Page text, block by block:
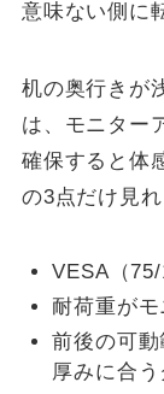
意味ない側に
机の奥行きが
は、モニター
確保すると体
の3点だけ見れ
VESA（
耐荷重が
前後の可
厚みに合